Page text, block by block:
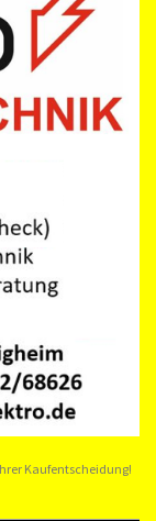
Kaufentscheidung!